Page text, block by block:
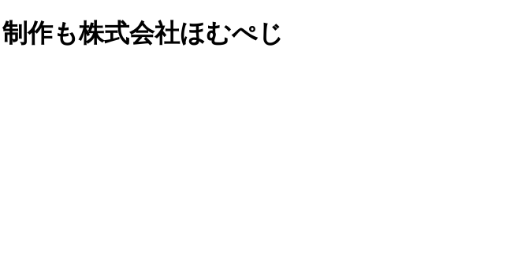
作も株式会社ほむぺじ